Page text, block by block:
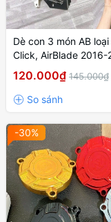
Dè con 3 món AB
Click, AirBlade 2016-
120.000₫ 145.000₫
-30%